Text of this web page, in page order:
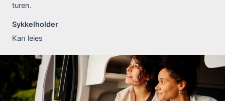
turen.
Sykkelholder
Kan leies